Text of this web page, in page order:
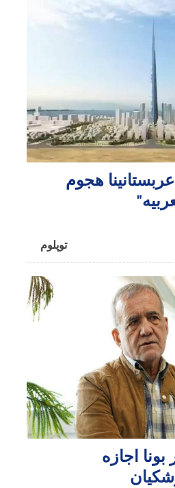
هجوم
توپلوم
اجازه